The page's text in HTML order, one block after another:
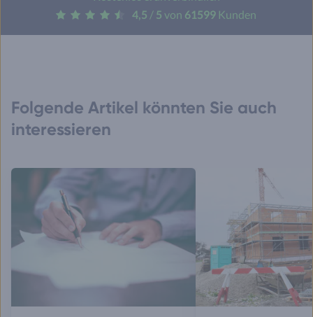
4,5 / 5 von 61599 Kunden
Folgende Artikel könnten Sie auch
interessieren